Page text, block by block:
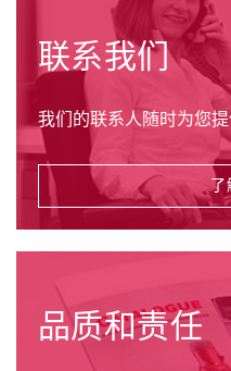
联系我们
我们的联系人随时为您
了
品质和责任